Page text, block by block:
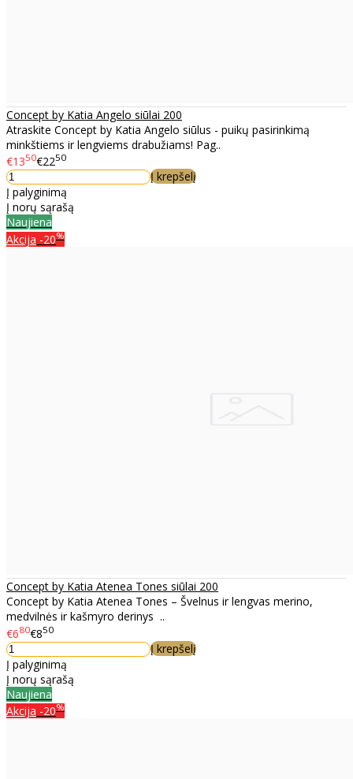
Concept by Katia Angelo siūlai 200
Atraskite Concept by Katia Angelo siūlus - puikų pasirinkimą
minkštiems ir lengviems drabužiams! Pag..
€1350€2250
Į krepšelį
Į palyginimą
Į norų sąrašą
Naujiena
Akcija -20%
Concept by Katia Atenea Tones siūlai 200
Concept by Katia Atenea Tones – Švelnus ir lengvas merino,
medvilnės ir kašmyro derinys ..
€680€850
Į krepšelį
Į palyginimą
Į norų sąrašą
Naujiena
Akcija -20%